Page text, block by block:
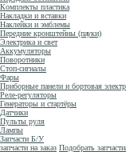
Комплекты пластика
Накладки и вставки
Наклейки и эмблемы
Передние кронштейны (пауки)
Электрика и свет
Аккумуляторы
Поворотники
Стоп-сигналы
Фары
Приборные панели и бортовая
Реле-регуляторы
Генераторы и стартёры
Датчики
Пульты руля
Лампы
Запчасти Б/У
запчасти на заказ Подобрать запчасти